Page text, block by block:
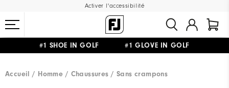
Activer l'accessibilité
#1 SHOE IN GOLF #1 GLOVE IN GOLF
Accueil Homme Chaussures Sans crampons